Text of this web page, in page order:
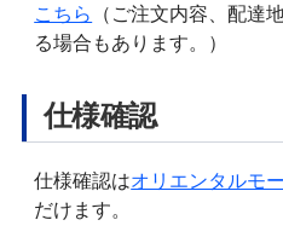
こちら
（ご注文内容、配達
る場合もあります。）
仕様確認
仕様確認はオリエンタルモ
だけます。